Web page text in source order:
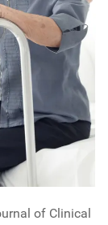
of Clinical